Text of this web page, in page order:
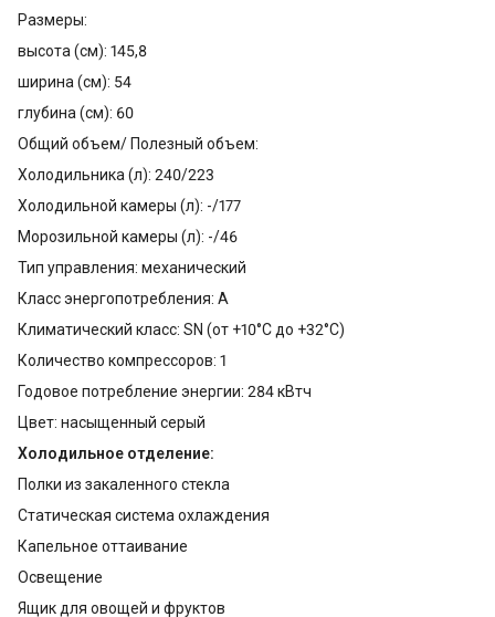
Размеры:
высота (см): 145,8
ширина (см): 54
глубина (см): 60
Общий объем/ Полезный объем:
Холодильника (л): 240/223
Холодильной камеры (л): -/177
Морозильной камеры (л): -/46
Тип управления: механический
Класс энергопотребления: A
Климатический класс: SN (от +10°С до +32°С)
Количество компрессоров: 1
Годовое потребление энергии: 284 кВтч
Цвет: насыщенный серый
Холодильное отделение:
Полки из закаленного стекла
Статическая система охлаждения
Капельное оттаивание
Освещение
Ящик для овощей и фруктов